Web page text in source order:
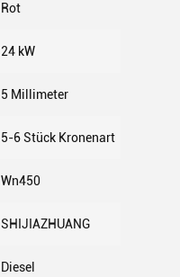
Rot
24 kW
5 Millimeter
5-6 Stück Kronenart
Wn450
SHIJIAZHUANG
Diesel